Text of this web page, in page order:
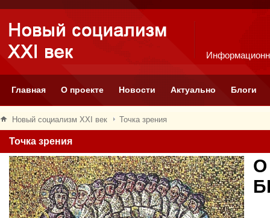
Главная О проекте Новости Актуально Блоги
Новый социализм XXI век Точка зрения
Точка зрения